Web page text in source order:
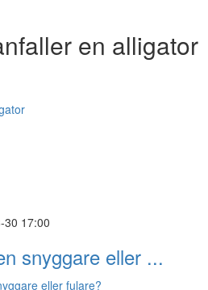
en alligator
30 17:00
snyggare eller ...